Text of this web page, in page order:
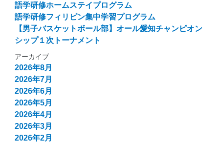
語学研修ホームステイプログラム
語学研修フィリピン集中学習プログラム
【男子バスケットボール部】オール愛知チャンピオン
シップ１次トーナメント
アーカイブ
2026年8月
2026年7月
2026年6月
2026年5月
2026年4月
2026年3月
2026年2月